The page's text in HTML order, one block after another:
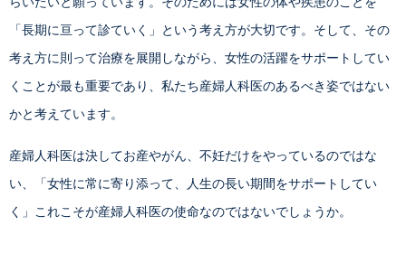
「長期に亘って診ていく」という考え方が大切です。そして、その
考え方に則って治療を展開しながら、女性の活躍をサポートしてい
くことが最も重要であり、私たち産婦人科医のあるべき姿ではない
かと考えています。
産婦人科医は決してお産やがん、不妊だけをやっているのではな
い、「女性に常に寄り添って、人生の長い期間をサポートしてい
く」これこそが産婦人科医の使命なのではないでしょうか。